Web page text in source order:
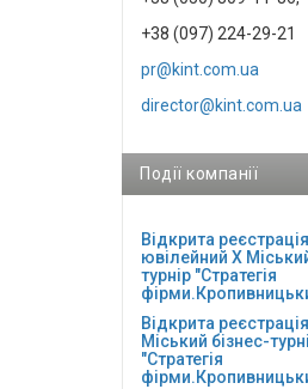
+38 (097) 224-29-21
pr@kint.com.ua
director@kint.com.ua
Події компанії
Відкрита
ювілейний Х
турнір "Стратегія
Відкрита реєстрація
Міський бізнес-
"Стратегія